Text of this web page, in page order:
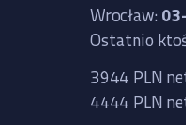
Wrocław:
Ostatnio
3944 PLN
4444 PLN